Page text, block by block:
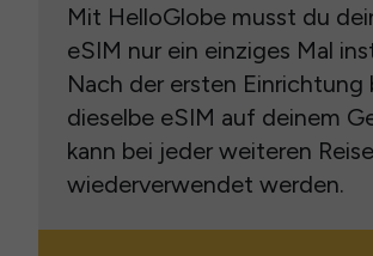
Mit HelloGlobe musst du
eSIM nur ein einziges Mal
Nach der ersten Einrichtung
dieselbe eSIM auf deinem
kann bei jeder weiteren Reise
wiederverwendet werden.